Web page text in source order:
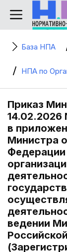
База НПА
НПА по
Приказ
14.02.2026
в
Министра
Федерации
ведении